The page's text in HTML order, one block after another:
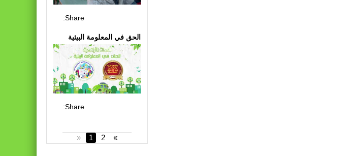
Share:
الحق في المعلومة البيئية
Share:
« 1 2 »